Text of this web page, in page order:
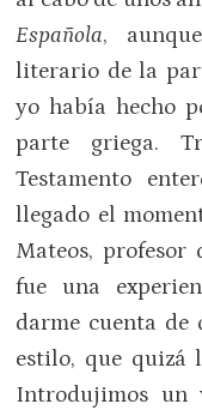
Española,
literario de la
yo había hecho
parte griega.
Testamento
llegado el
Mateos,
fue una
darme cuenta de
estilo, que quizá
Introdujimos un